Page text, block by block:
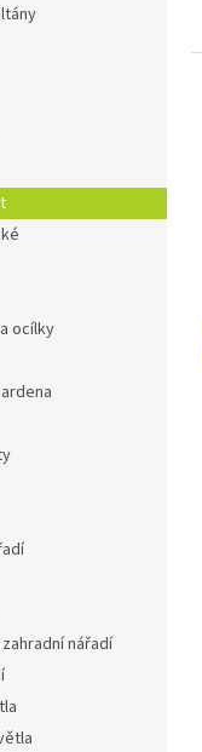
ocílky
nářadí